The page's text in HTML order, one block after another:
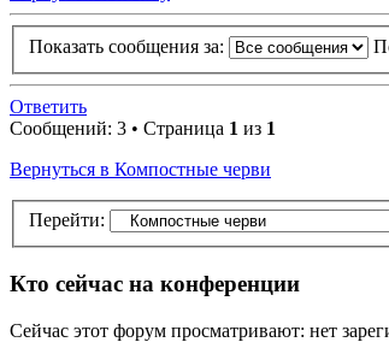
Показать сообщения за:
Ответить
Сообщений: 3 • Страница 1 из 1
Вернуться в Компостные черви
Перейти:
Кто сейчас на конференции
Сейчас этот форум просматривают: нет